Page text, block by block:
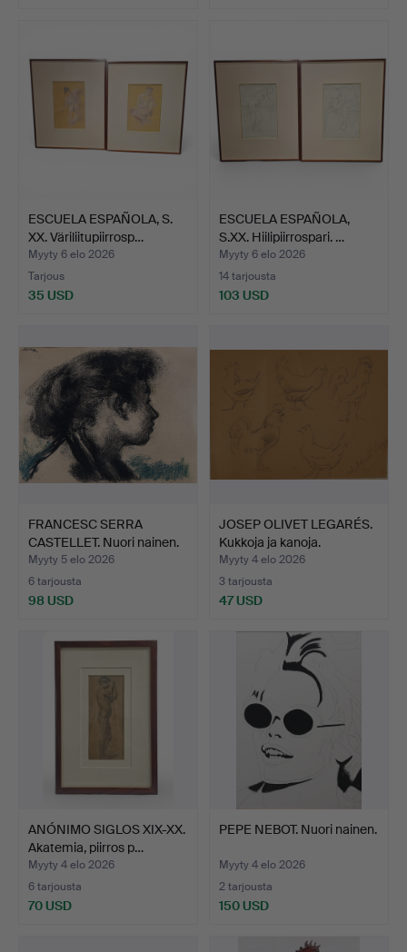
ESCUELA ESPAÑOLA, S.
XX. Väriliitupiirrosp…
Myyty 6 elo 2026
Tarjous
35 USD
ESCUELA ESPAÑOLA,
S.XX. Hiilipiirrospari. …
Myyty 6 elo 2026
14 tarjousta
103 USD
FRANCESC SERRA
CASTELLET. Nuori nainen.
Myyty 5 elo 2026
6 tarjousta
98 USD
JOSEP OLIVET LEGARÉS.
Kukkoja ja kanoja.
Myyty 4 elo 2026
3 tarjousta
47 USD
ANÓNIMO SIGLOS XIX-XX.
Akatemia, piirros p…
Myyty 4 elo 2026
6 tarjousta
70 USD
PEPE NEBOT. Nuori nainen.
Myyty 4 elo 2026
2 tarjousta
150 USD